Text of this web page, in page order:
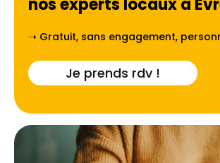
nos experts locaux à
➝ Gratuit, sans engagement,
Je prends rdv !